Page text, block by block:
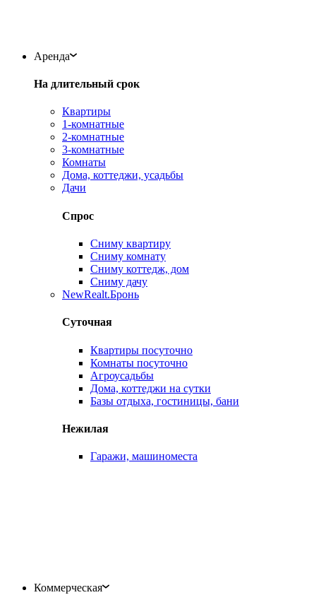
Аренда
На длительный срок
Квартиры
1-комнатные
2-комнатные
3-комнатные
Комнаты
Дома, коттеджи, усадьбы
Дачи
Спрос
Сниму квартиру
Сниму комнату
Сниму коттедж, дом
Сниму дачу
NewRealt.Бронь
Суточная
Квартиры посуточно
Комнаты посуточно
Агроусадьбы
Дома, коттеджи на сутки
Базы отдыха, гостиницы, бани
Нежилая
Гаражи, машиноместа
Коммерческая